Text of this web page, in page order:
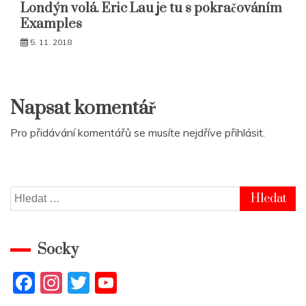
Londýn volá. Eric Lau je tu s pokračováním
Examples
5. 11. 2018
Napsat komentář
Pro přidávání komentářů se musíte nejdříve přihlásit.
Vyhledávání
Socky
F
In T